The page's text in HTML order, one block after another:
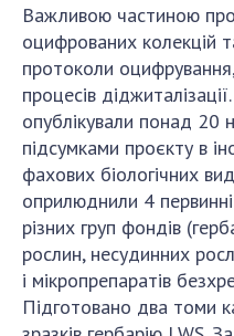
Важливою частиною
оцифрованих колекцій
протоколи
процесів
опублікували понад 20
підсумками проєкту в
фахових біологічних
оприлюднили 4
різних груп фондів
рослин, несудинних
і мікропрепаратів
Підготовано два томи